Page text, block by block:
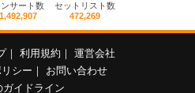
ンサート数
1,492,907
セットリスト数
472,269
利用規約
運営会社
シー
お問い合わせ
ガイドライン